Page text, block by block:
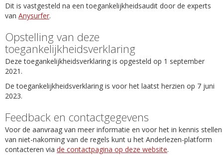
Dit is vastgesteld na een toegankelijkheidsaudit door de experts
van Anysurfer.
Opstelling van deze
toegankelijkheidsverklaring
Deze toegankelijkheidsverklaring is opgesteld op 1 september
2021.
De toegankelijkheidsverklaring is voor het laatst herzien op 7 juni
2023.
Feedback en contactgegevens
Voor de aanvraag van meer informatie en voor het in kennis stellen
van niet-nakoming van de regels kunt u het Anderlezen-platform
contacteren via de contactpagina op deze website.